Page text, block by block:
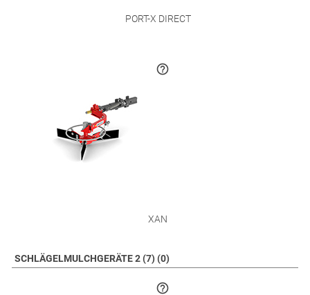
PORT-X DIRECT
XAN
SCHLÄGELMULCHGERÄTE 2 (7) (0)